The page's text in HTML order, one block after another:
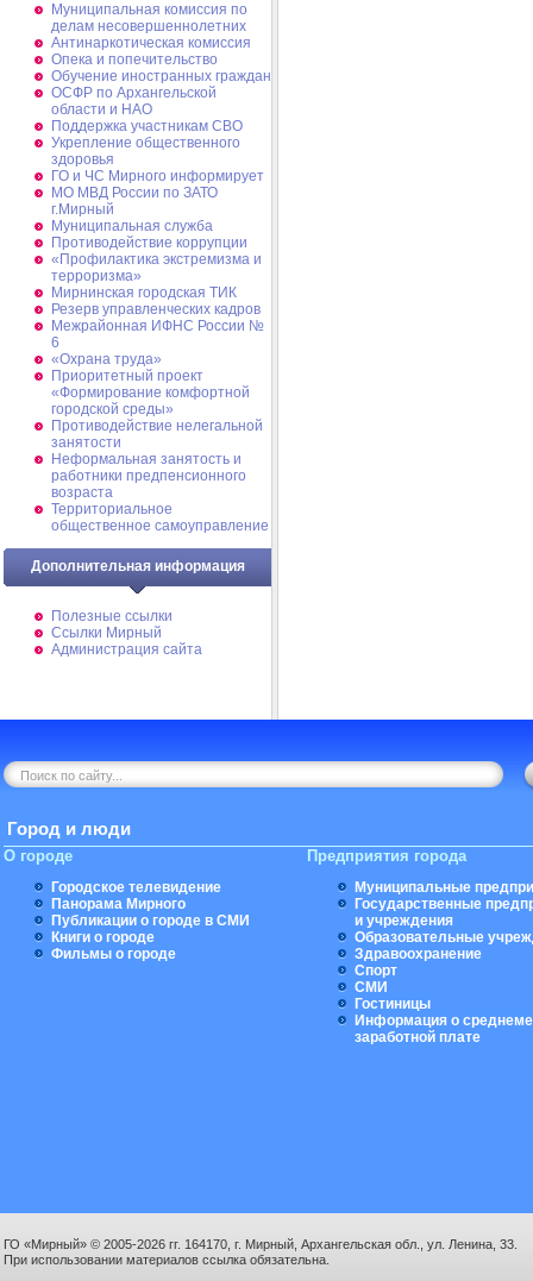
Муниципальная комиссия по
делам несовершеннолетних
Антинаркотическая комиссия
Опека и попечительство
Обучение иностранных граждан
ОСФР по Архангельской
области и НАО
Поддержка участникам СВО
Укрепление общественного
здоровья
ГО и ЧС Мирного информирует
МО МВД России по ЗАТО
г.Мирный
Муниципальная cлужба
Противодействие коррупции
«Профилактика экстремизма и
терроризма»
Мирнинская городская ТИК
Резерв управленческих кадров
Межрайонная ИФНС России №
6
«Охрана труда»
Приоритетный проект
«Формирование комфортной
городской среды»
Противодействие нелегальной
занятости
Неформальная занятость и
работники предпенсионного
возраста
Территориальное
общественное самоуправление
Дополнительная информация
Полезные ссылки
Ссылки Мирный
Администрация сайта
Город и люди
О городе
Городское телевидение
Панорама Мирного
Публикации о городе в СМИ
Книги о городе
Фильмы о городе
Предприятия города
Муниципальные
Государственные
и учреждения
Образовательные
Здравоохранение
Спорт
СМИ
Гостиницы
Информация о
заработной плате
ГО «Мирный» © 2005-2026 гг. 164170, г. Мирный, Архангельская обл., ул. Ленина, 33.
При использовании материалов ссылка обязательна.